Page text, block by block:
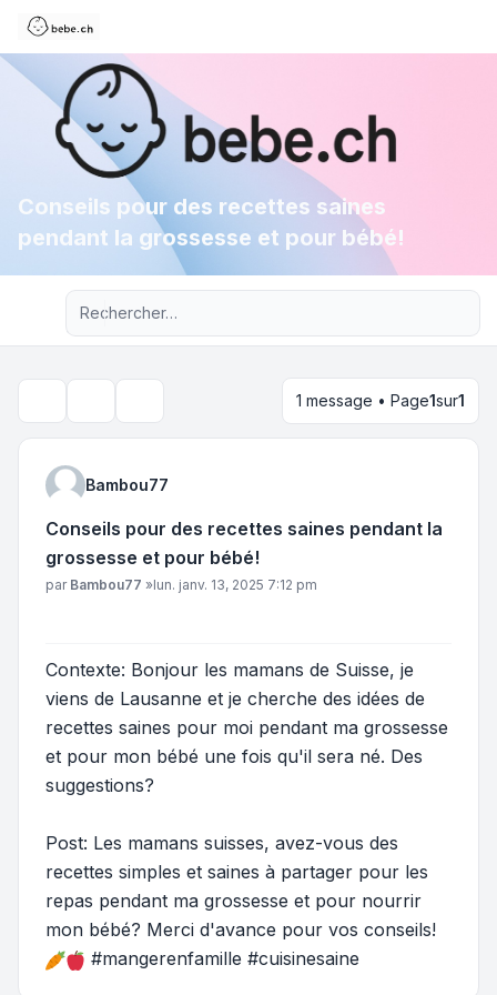
Conseils pour des recettes saines
pendant la grossesse et pour bébé!
Recherche avancée
1 message • Page1sur1
Bambou77
Conseils pour des recettes saines pendant la
grossesse et pour bébé!
Message
par Bambou77 »lun. janv. 13, 2025 7:12 pm
Contexte: Bonjour les mamans de Suisse, je
viens de Lausanne et je cherche des idées de
recettes saines pour moi pendant ma grossesse
et pour mon bébé une fois qu'il sera né. Des
suggestions?
Post: Les mamans suisses, avez-vous des
recettes simples et saines à partager pour les
repas pendant ma grossesse et pour nourrir
mon bébé? Merci d'avance pour vos conseils!
#mangerenfamille #cuisinesaine